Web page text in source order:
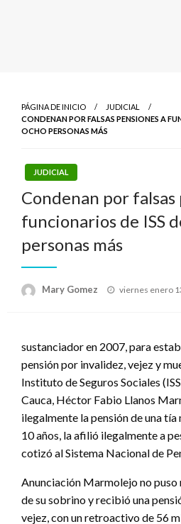
PÁGINA DE INICIO
JUDICIAL
CONDENAN POR FALSAS PENSIONES A
OCHO PERSONAS MÁS
JUDICIAL
Condenan por falsas
funcionarios de ISS
personas más
Mary Gomez
Publicado
viernes enero
sustanciador en 2007, para
pensión por invalidez, vejez y
Instituto de Seguros Sociales
Cauca, Héctor Fabio Llanos
ilegalmente la pensión de una
10 años, la afilió ilegalmente a
cotizó al Sistema Nacional de
Anunciación Marmolejo no
de su sobrino y recibió una
vejez, con un retroactivo de 56